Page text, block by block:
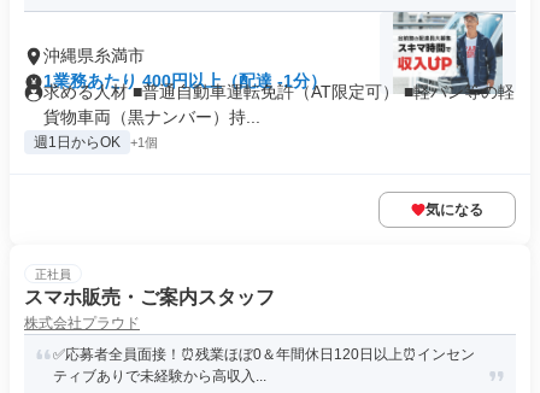
沖縄県糸満市
1業務あたり 400円以上（配達 -1分）
求める人材 ■普通自動車運転免許（AT限定可） ■軽バン等の軽
貨物車両（黒ナンバー）持...
週1日からOK +1個
気になる
正社員
スマホ販売・ご案内スタッフ
株式会社プラウド
✅応募者全員面接！⏰残業ほぼ0＆年間休日120日以上⏰インセン
ティブありで未経験から高収入...